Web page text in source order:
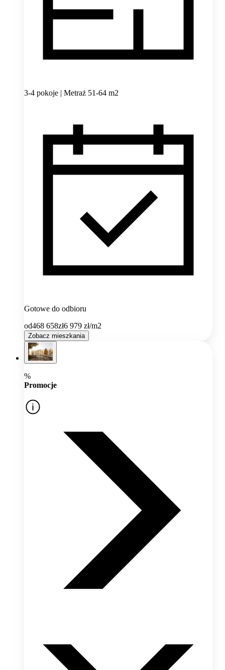
3-4 pokoje | Metraż 51-64 m2
Gotowe do odbioru
od468 658zł6 979 zł/m2
Zobacz mieszkania
%
Promocje